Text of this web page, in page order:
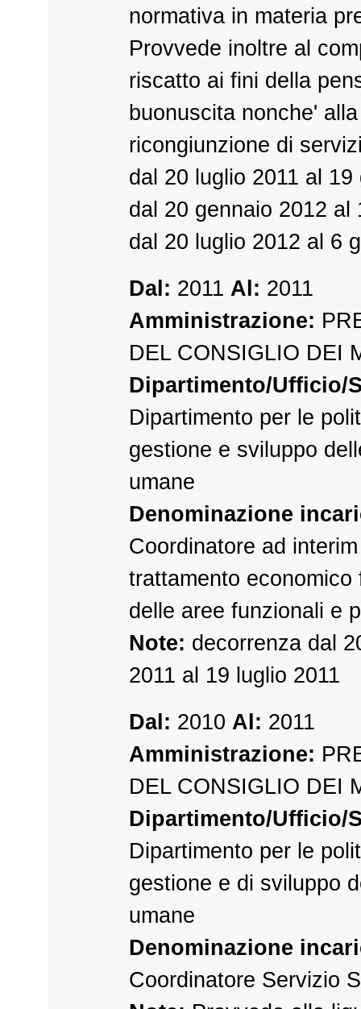
normativa in materia
Provvede inoltre al
riscatto ai fini della
buonuscita nonche' alla
ricongiunzione di
dal 20 luglio 2011 al
dal 20 gennaio 2012 al
dal 20 luglio 2012 al 6
Dal: 2011 Al: 2011
Amministrazione:
DEL CONSIGLIO DEI
Dipartimento/Ufficio/
Dipartimento per le
gestione e sviluppo
umane
Denominazione
Coordinatore ad
trattamento economico
delle aree funzionali e
Note: decorrenza dal
2011 al 19 luglio 2011
Dal: 2010 Al: 2011
Amministrazione:
DEL CONSIGLIO DEI
Dipartimento/Ufficio/
Dipartimento per le
gestione e di sviluppo
umane
Denominazione
Coordinatore Servizio